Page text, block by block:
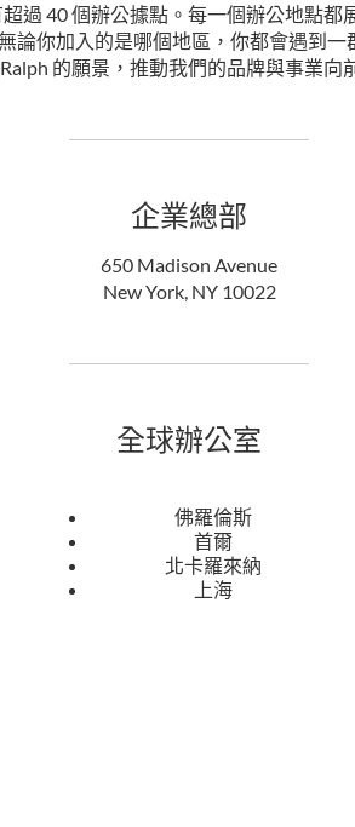
過 40 個辦公據點。每一個辦公地點
論你加入的是哪個地區，你都會遇到
的願景，推動我們的品牌與事業向
企業總部
650 Madison Avenue
New York, NY 10022
全球辦公室
佛羅倫斯
首爾
北卡羅來納
上海